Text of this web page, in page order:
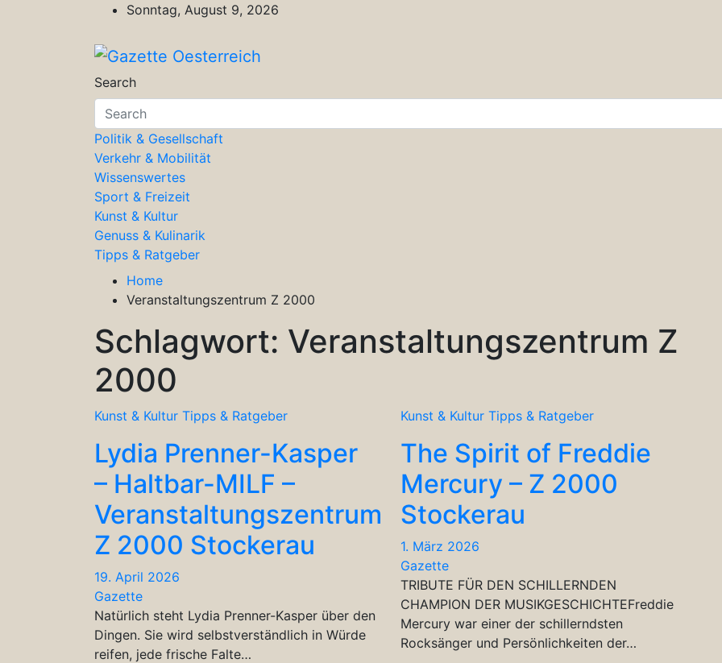
Sonntag, August 9, 2026
Gazette Oesterreich
Magazin für Freizeit, Politik, Kultur & Wissenschaft
Search
Politik & Gesellschaft
Verkehr & Mobilität
Wissenswertes
Sport & Freizeit
Kunst & Kultur
Genuss & Kulinarik
Tipps & Ratgeber
Home
Veranstaltungszentrum Z 2000
Schlagwort: Veranstaltungszentrum Z
2000
Kunst & Kultur Tipps & Ratgeber
Lydia Prenner-Kasper
– Haltbar-MILF –
Veranstaltungszentrum
Z 2000 Stockerau
19. April 2026
Gazette
Natürlich steht Lydia Prenner-Kasper über den
Dingen. Sie wird selbstverständlich in Würde
reifen, jede frische Falte…
Kunst & Kultur Tipps & Ratgeber
The Spirit of Freddie
Mercury – Z 2000
Stockerau
1. März 2026
Gazette
TRIBUTE FÜR DEN SCHILLERNDEN
CHAMPION DER MUSIKGESCHICHTEFreddie
Mercury war einer der schillerndsten
Rocksänger und Persönlichkeiten der…